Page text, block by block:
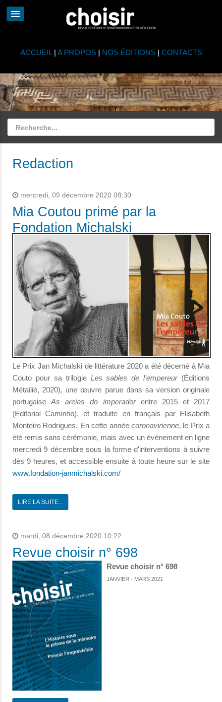
ACCUEIL | A PROPOS| NOS ÉDITIONS| CONTACTS
Redaction
mercredi, 09 décembre 2020 08:30
Mia Coutou primé par la
Fondation Michalski
Le Prix Jan Michalski de littérature 2020 a été décerné à Mia
Couto pour sa trilogie Les sables de l’empereur(Éditions
Métailié, 2020), une œuvre parue dans sa version originale
portugaiseAs areias do imperadorentre 2015 et 2017
(Editorial Caminho), et traduite en français par Elisabeth
Monteiro Rodrigues. En cette année coronavirienne, le Prix a
été remis sans cérémonie, mais avec un événement en ligne
mercredi 9 décembre sous la forme d'interventions à suivre
dès 9 heures, et accessible ensuite à toute heure sur le site
www.fondation-janmichalski.com/
LIRE LA SUITE...
mardi, 08 décembre 2020 10:22
Revue choisir n° 698
Revue choisir n° 698
JANVIER - MARS 2021